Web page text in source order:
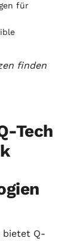
für
finden
Tech
bietet Q-